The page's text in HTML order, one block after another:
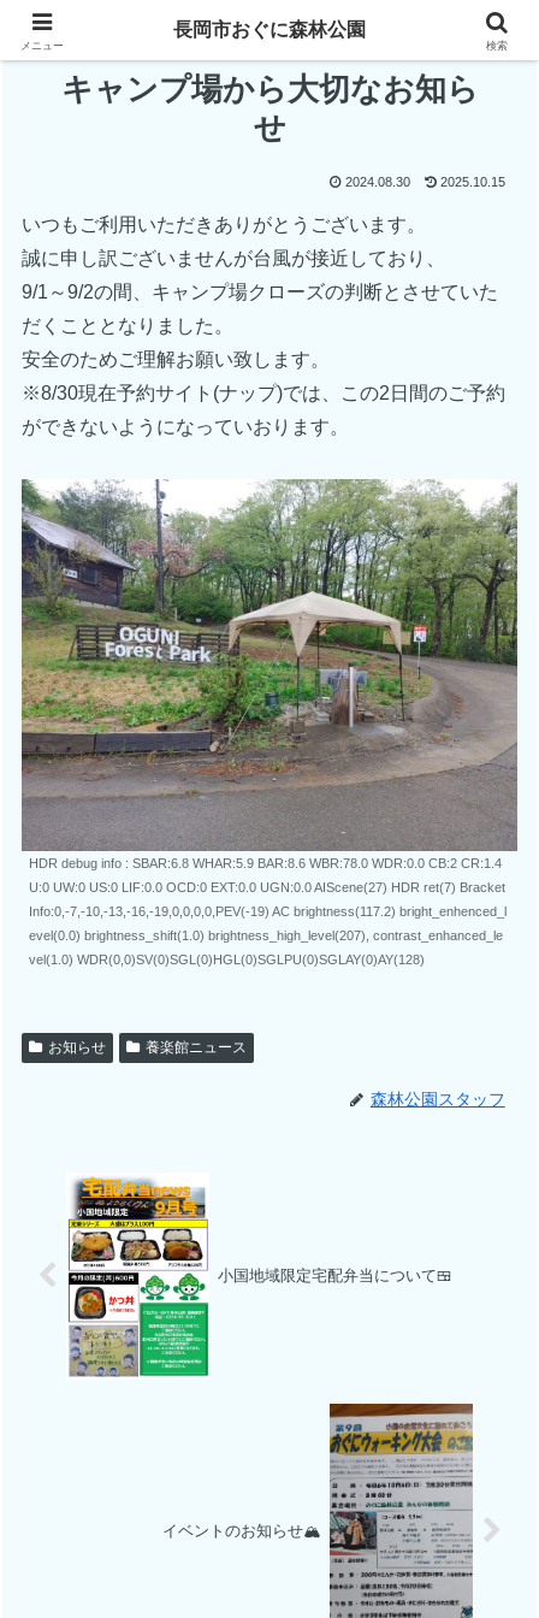
キャンプ場から大切なお知ら
せ
2024.08.30 2025.10.15
いつもご利用いただきありがとうございます。
誠に申し訳ございませんが台風が接近しており、
9/1～9/2の間、キャンプ場クローズの判断とさせていた
だくこととなりました。
安全のためご理解お願い致します。
※8/30現在予約サイト(ナップ)では、この2日間のご予約
ができないようになっていおります。
HDR debug info : SBAR:6.8 WHAR:5.9 BAR:8.6 WBR:78.0 WDR:0.0 CB:2 CR:1.4
U:0 UW:0 US:0 LIF:0.0 OCD:0 EXT:0.0 UGN:0.0 AIScene(27) HDR ret(7) Bracket
Info:0,-7,-10,-13,-16,-19,0,0,0,0,PEV(-19) AC brightness(117.2) bright_enhenced_l
evel(0.0) brightness_shift(1.0) brightness_high_level(207), contrast_enhanced_le
vel(1.0) WDR(0,0)SV(0)SGL(0)HGL(0)SGLPU(0)SGLAY(0)AY(128)
お知らせ 養楽館ニュース
森林公園スタッフ
小国地域限定宅配弁当について🍱
イベントのお知らせ🏔
メニュー
長岡市おぐに森林公園
検索